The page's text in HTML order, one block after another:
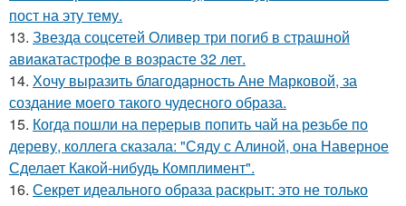
пост на эту тему.
13. Звезда соцсетей Оливер три погиб в страшной
авиакатастрофе в возрасте 32 лет.
14. Хочу выразить благодарность Ане Марковой, за
создание моего такого чудесного образа.
15. Когда пошли на перерыв попить чай на резьбе по
дереву, коллега сказала: "Сяду с Алиной, она Наверное
Сделает Какой-нибудь Комплимент".
16. Секрет идеального образа раскрыт: это не только